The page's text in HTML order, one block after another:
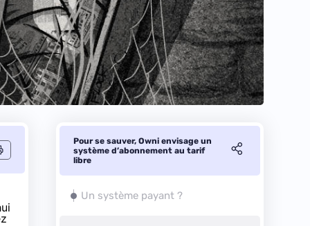
Pour se sauver, Owni envisage un
système d’abonnement au tarif
libre
Un système payant ?